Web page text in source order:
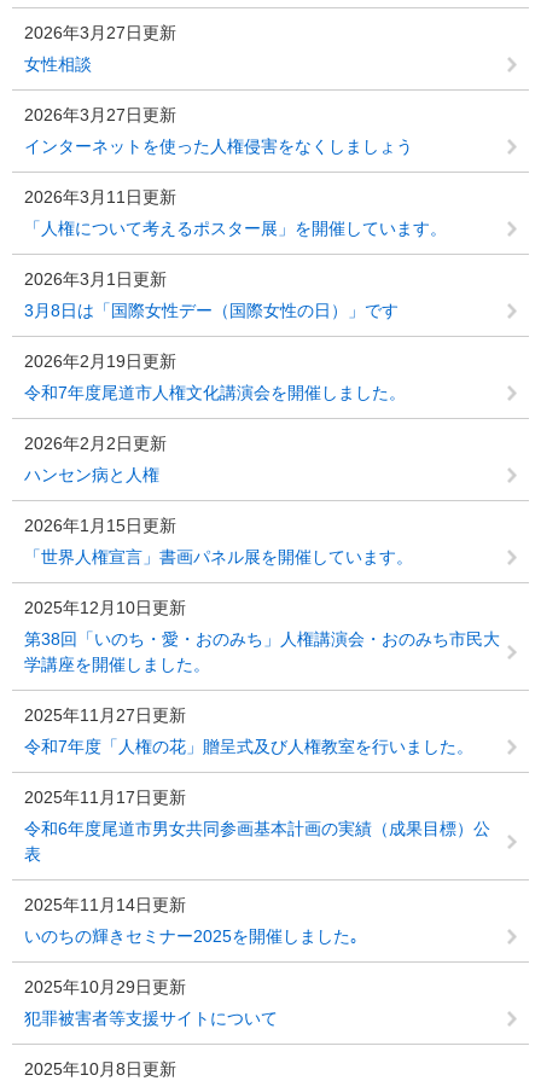
2026年3月27日更新
女性相談
2026年3月27日更新
インターネットを使った人権侵害をなくしましょう
2026年3月11日更新
「人権について考えるポスター展」を開催しています。
2026年3月1日更新
3月8日は「国際女性デー（国際女性の日）」です
2026年2月19日更新
令和7年度尾道市人権文化講演会を開催しました。
2026年2月2日更新
ハンセン病と人権
2026年1月15日更新
「世界人権宣言」書画パネル展を開催しています。
2025年12月10日更新
第38回「いのち・愛・おのみち」人権講演会・おのみち市民大
学講座を開催しました。
2025年11月27日更新
令和7年度「人権の花」贈呈式及び人権教室を行いました。
2025年11月17日更新
令和6年度尾道市男女共同参画基本計画の実績（成果目標）公
表
2025年11月14日更新
いのちの輝きセミナー2025を開催しました｡
2025年10月29日更新
犯罪被害者等支援サイトについて
2025年10月8日更新